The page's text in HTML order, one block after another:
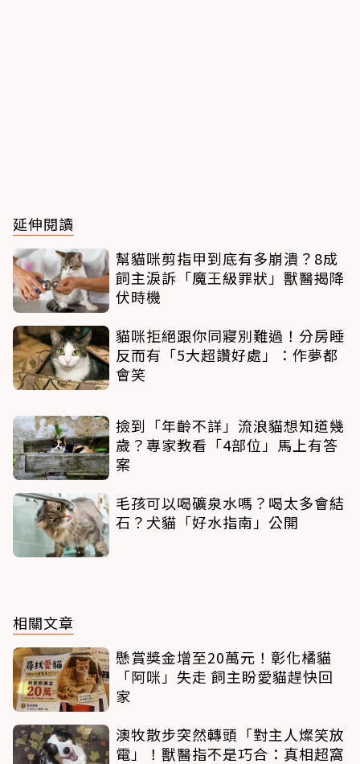
延伸閱讀
幫貓咪剪指甲到底有多崩潰？8成
飼主淚訴「魔王級罪狀」獸醫揭降
伏時機
貓咪拒絕跟你同寢別難過！分房睡
反而有「5大超讚好處」：作夢都
會笑
撿到「年齡不詳」流浪貓想知道幾
歲？專家教看「4部位」馬上有答
案
毛孩可以喝礦泉水嗎？喝太多會結
石？犬貓「好水指南」公開
相關文章
懸賞獎金增至20萬元！彰化橘貓
「阿咪」失走 飼主盼愛貓趕快回
家
澳牧散步突然轉頭「對主人燦笑放
電」！獸醫指不是巧合：真相超窩